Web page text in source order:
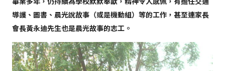
導護、圖書、晨光說故事（或是機動組）等的工作，甚至連家長
會長黃永迪先生也是晨光故事的志工。